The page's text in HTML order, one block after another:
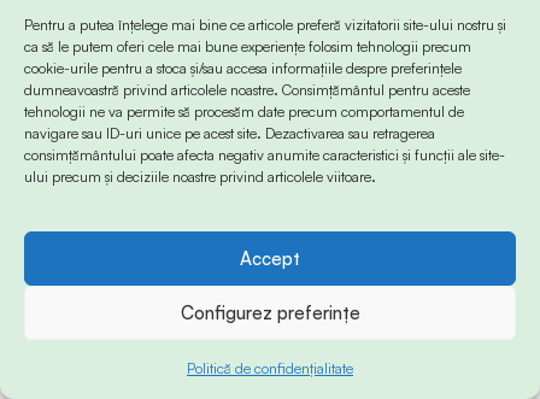
Pentru a putea înțelege mai bine ce articole preferă vizitatorii site-ului nostru și
ca să le putem oferi cele mai bune experiențe folosim tehnologii precum
cookie-urile pentru a stoca și/sau accesa informațiile despre preferințele
dumneavoastră privind articolele noastre. Consimțământul pentru aceste
tehnologii ne va permite să procesăm date precum comportamentul de
navigare sau ID-uri unice pe acest site. Dezactivarea sau retragerea
consimțământului poate afecta negativ anumite caracteristici și funcții ale site-
ului precum și deciziile noastre privind articolele viitoare.
Accept
Configurez preferințe
Politică de confidențialitate
ISE: Muzeul Portului a fost deschis acum mai
bine de două decenii, în 1996, şi este, în
memoria oraşului, o reşedinţă regală. Ce
membri ai Familiei Regale i-au trecut pragul de
Maiestatea Sa Regele